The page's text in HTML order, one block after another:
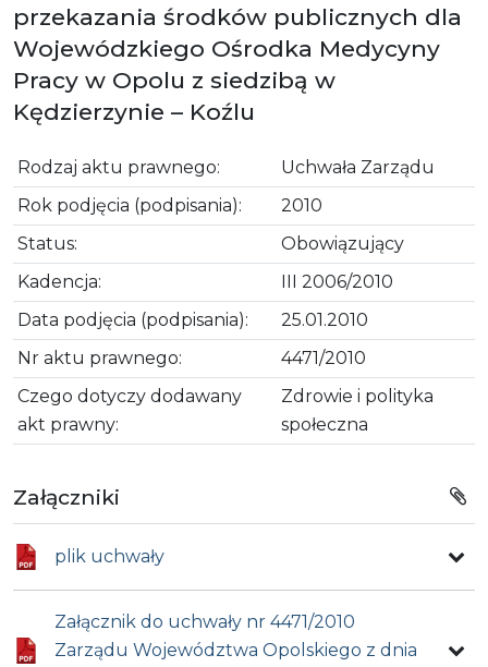
przekazania środków publicznych dla
Wojewódzkiego Ośrodka Medycyny
Pracy w Opolu z siedzibą w
Kędzierzynie – Koźlu
Rodzaj aktu prawnego:
Uchwała Zarządu
Rok podjęcia (podpisania):
2010
Status:
Obowiązujący
Kadencja:
III 2006/2010
Data podjęcia (podpisania):
25.01.2010
Nr aktu prawnego:
4471/2010
Czego dotyczy dodawany
akt prawny:
Zdrowie i polityka
społeczna
Załączniki
plik uchwały
Załącznik do uchwały nr 4471/2010
Zarządu Województwa Opolskiego z dnia